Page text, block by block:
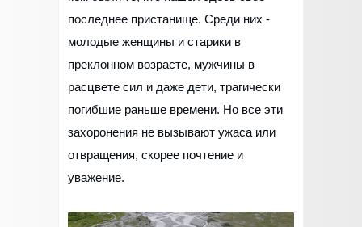
последнее пристанище. Среди них -
молодые женщины и старики в
преклонном возрасте, мужчины в
расцвете сил и даже дети, трагически
погибшие раньше времени. Но все эти
захоронения не вызывают ужаса или
отвращения, скорее почтение и
уважение.